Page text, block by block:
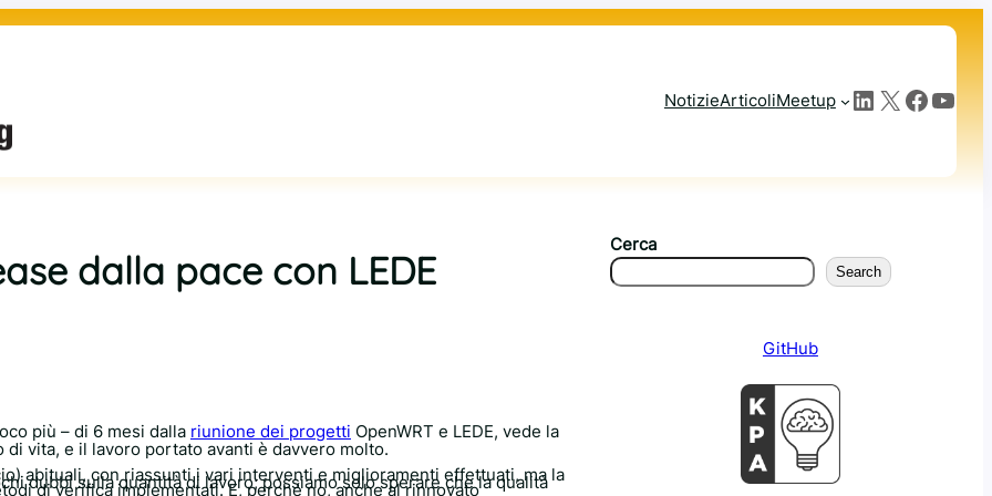
NotizieArticoliMeetup LinkedIn X Facebook YouTube
dalla pace con LEDE
più – di 6 mesi dalla riunione dei progetti OpenWRT e LEDE, vede la
vita, e il lavoro portato avanti è davvero molto.
abituali, con riassunti i vari interventi e miglioramenti effettuati, ma la
dubbi sulla quantità di lavoro; possiamo solo sperare che la qualità
di verifica implementati. E, perché no, anche al rinnovato
Cerca
Search
GitHub